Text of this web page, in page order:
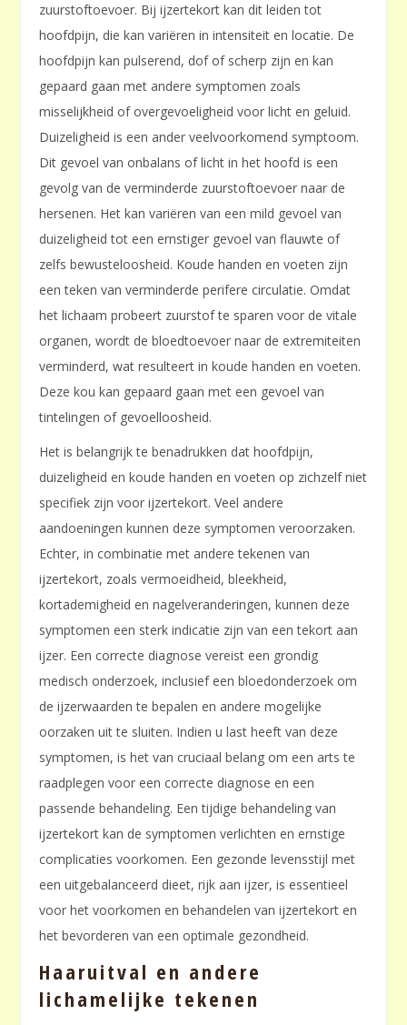
zuurstoftoevoer. Bij ijzertekort kan dit leiden tot
hoofdpijn, die kan variëren in intensiteit en locatie. De
hoofdpijn kan pulserend, dof of scherp zijn en kan
gepaard gaan met andere symptomen zoals
misselijkheid of overgevoeligheid voor licht en geluid.
Duizeligheid is een ander veelvoorkomend symptoom.
Dit gevoel van onbalans of licht in het hoofd is een
gevolg van de verminderde zuurstoftoevoer naar de
hersenen. Het kan variëren van een mild gevoel van
duizeligheid tot een ernstiger gevoel van flauwte of
zelfs bewusteloosheid. Koude handen en voeten zijn
een teken van verminderde perifere circulatie. Omdat
het lichaam probeert zuurstof te sparen voor de vitale
organen, wordt de bloedtoevoer naar de extremiteiten
verminderd, wat resulteert in koude handen en voeten.
Deze kou kan gepaard gaan met een gevoel van
tintelingen of gevoelloosheid.
Het is belangrijk te benadrukken dat hoofdpijn,
duizeligheid en koude handen en voeten op zichzelf niet
specifiek zijn voor ijzertekort. Veel andere
aandoeningen kunnen deze symptomen veroorzaken.
Echter, in combinatie met andere tekenen van
ijzertekort, zoals vermoeidheid, bleekheid,
kortademigheid en nagelveranderingen, kunnen deze
symptomen een sterk indicatie zijn van een tekort aan
ijzer. Een correcte diagnose vereist een grondig
medisch onderzoek, inclusief een bloedonderzoek om
de ijzerwaarden te bepalen en andere mogelijke
oorzaken uit te sluiten. Indien u last heeft van deze
symptomen, is het van cruciaal belang om een arts te
raadplegen voor een correcte diagnose en een
passende behandeling. Een tijdige behandeling van
ijzertekort kan de symptomen verlichten en ernstige
complicaties voorkomen. Een gezonde levensstijl met
een uitgebalanceerd dieet, rijk aan ijzer, is essentieel
voor het voorkomen en behandelen van ijzertekort en
het bevorderen van een optimale gezondheid.
Haaruitval en andere
lichamelijke tekenen